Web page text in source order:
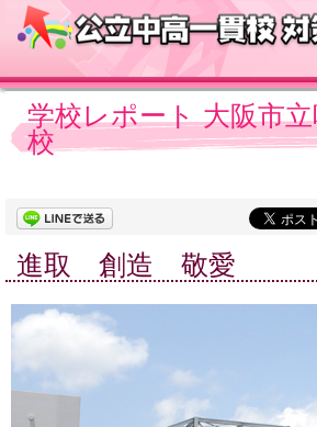
学校レポート 大阪市
校
進取 創造 敬愛